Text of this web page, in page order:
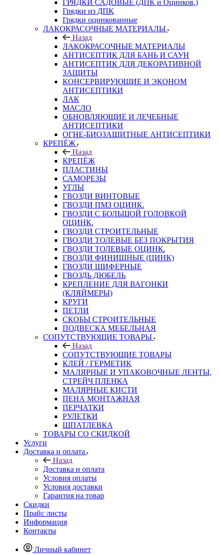
ГРЯДКИ САДОВЫЕ (ДПК и Оцинков.)
Грядки из ДПК
Грядки оцинкованные
ЛАКОКРАСОЧНЫЕ МАТЕРИАЛЫ
Назад
ЛАКОКРАСОЧНЫЕ МАТЕРИАЛЫ
АНТИСЕПТИК ДЛЯ БАНЬ И САУН
АНТИСЕПТИК ДЛЯ ДЕКОРАТИВНОЙ
ЗАЩИТЫ
КОНСЕРВИРУЮЩИЕ И ЭКОНОМ
АНТИСЕПТИКИ
ЛАК
МАСЛО
ОБНОВЛЯЮЩИЕ И ЛЕЧЕБНЫЕ
АНТИСЕПТИКИ
ОГНЕ-БИОЗАЩИТНЫЕ АНТИСЕПТИКИ
КРЕПЁЖ
Назад
КРЕПЁЖ
ПЛАСТИНЫ
САМОРЕЗЫ
УГЛЫ
ГВОЗДИ ВИНТОВЫЕ
ГВОЗДИ ПМЗ ОЦИНК.
ГВОЗДИ С БОЛЬШОЙ ГОЛОВКОЙ
ОЦИНК.
ГВОЗДИ СТРОИТЕЛЬНЫЕ
ГВОЗДИ ТОЛЕВЫЕ БЕЗ ПОКРЫТИЯ
ГВОЗДИ ТОЛЕВЫЕ ОЦИНК.
ГВОЗДИ ФИНИШНЫЕ (ЦИНК)
ГВОЗДИ ШИФЕРНЫЕ
ГВОЗДЬ ДЮБЕЛЬ
КРЕПЛЕНИЕ ДЛЯ ВАГОНКИ
(КЛЯЙМЕРЫ)
КРУГИ
ПЕТЛИ
СКОБЫ СТРОИТЕЛЬНЫЕ
ПОДВЕСКА МЕБЕЛЬНАЯ
СОПУТСТВУЮЩИЕ ТОВАРЫ
Назад
СОПУТСТВУЮЩИЕ ТОВАРЫ
КЛЕЙ / ГЕРМЕТИК
МАЛЯРНЫЕ И УПАКОВОЧНЫЕ ЛЕНТЫ,
СТРЕЙЧ ПЛЕНКА
МАЛЯРНЫЕ КИСТИ
ПЕНА МОНТАЖНАЯ
ПЕРЧАТКИ
РУЛЕТКИ
ШПАТЛЕВКА
ТОВАРЫ СО СКИДКОЙ
Услуги
Доставка и оплата
Назад
Доставка и оплата
Условия оплаты
Условия доставки
Гарантия на товар
Скидки
Прайс листы
Информация
Контакты
Личный кабинет